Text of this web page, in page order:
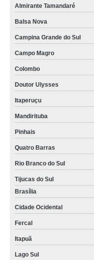
busco por reator de vidro
reator de vidro comprar Duque
busco por reator de vidro
reator de vidro para
onde comprar reator em vidro
reator de vidro borosilicato
busco por reator químico vidro
onde comprar reator químico
reator de vidro encamisado
onde comprar reator vidro
reator encamisado vidro
onde comprar reator de vidro
Almirante Tamandaré
Balsa Nova
Campina Grande do Sul
Campo Magro
Colombo
Doutor Ulysses
Itaperuçu
Mandirituba
Pinhais
Quatro Barras
Rio Branco do Sul
Tijucas do Sul
Brasília
Cidade Ocidental
Fercal
Itapuã
Lago Sul